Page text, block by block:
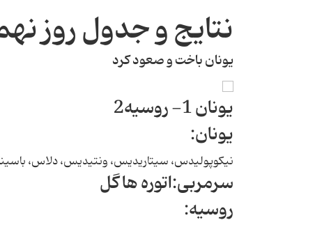
نتایج و جدول روز نهم
یونان باخت و صعود کرد
یونان 1- روسیه2
یونان:
نیکوپولیدس، سیتاریدیس، ونتیدیس، دلاس،
سرمربی:اتوره ها گل
روسیه: